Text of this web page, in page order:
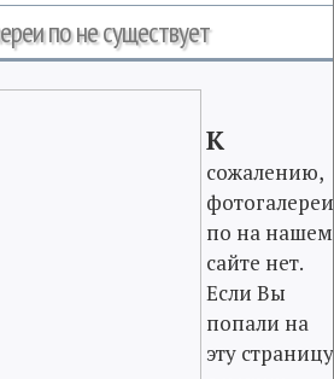
по не существует
К
сожалению,
фотогалереи
по на нашем
сайте нет.
Если Вы
попали на
эту страницу